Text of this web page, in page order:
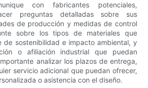
con fabricantes potenciales,
preguntas detalladas sobre sus
de producción y medidas de control
sobre los tipos de materiales que
de sostenibilidad e impacto ambiental, y
o afiliación industrial que puedan
analizar los plazos de entrega,
servicio adicional que puedan ofrecer,
o asistencia con el diseño.